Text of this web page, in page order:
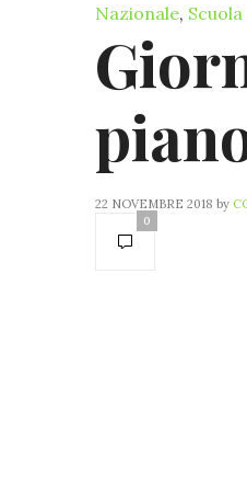
Nazionale, Scuola
22 NOVEMBRE 2018 by
0